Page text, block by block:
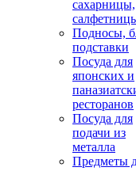
сахарницы,
Подносы,
подставки
Посуда для
японских и
ресторанов
Посуда для
подачи из
металла
Предметы